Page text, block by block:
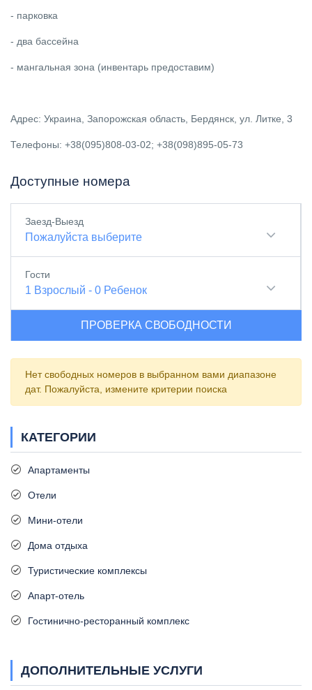
- парковка
- два бассейна
- мангальная зона (инвентарь предоставим)
Адрес: Украина, Запорожская область, Бердянск, ул. Литке, 3
Телефоны: +38(095)808-03-02; +38(098)895-05-73
Доступные номера
Заезд-Выезд
Пожалуйста выберите
Гости
1 Взрослый - 0 Ребенок
ПРОВЕРКА СВОБОДНОСТИ
Нет свободных номеров в выбранном вами диапазоне
дат. Пожалуйста, измените критерии поиска
КАТЕГОРИИ
Апартаменты
Отели
Мини-отели
Дома отдыха
Туристические комплексы
Апарт-отель
Гостинично-ресторанный комплекс
ДОПОЛНИТЕЛЬНЫЕ УСЛУГИ